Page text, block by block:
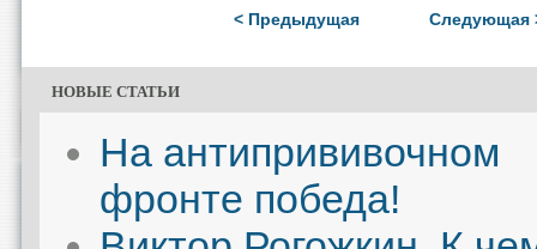
< Предыдущая Следующая
НОВЫЕ СТАТЬИ
На антипрививочном
фронте победа!